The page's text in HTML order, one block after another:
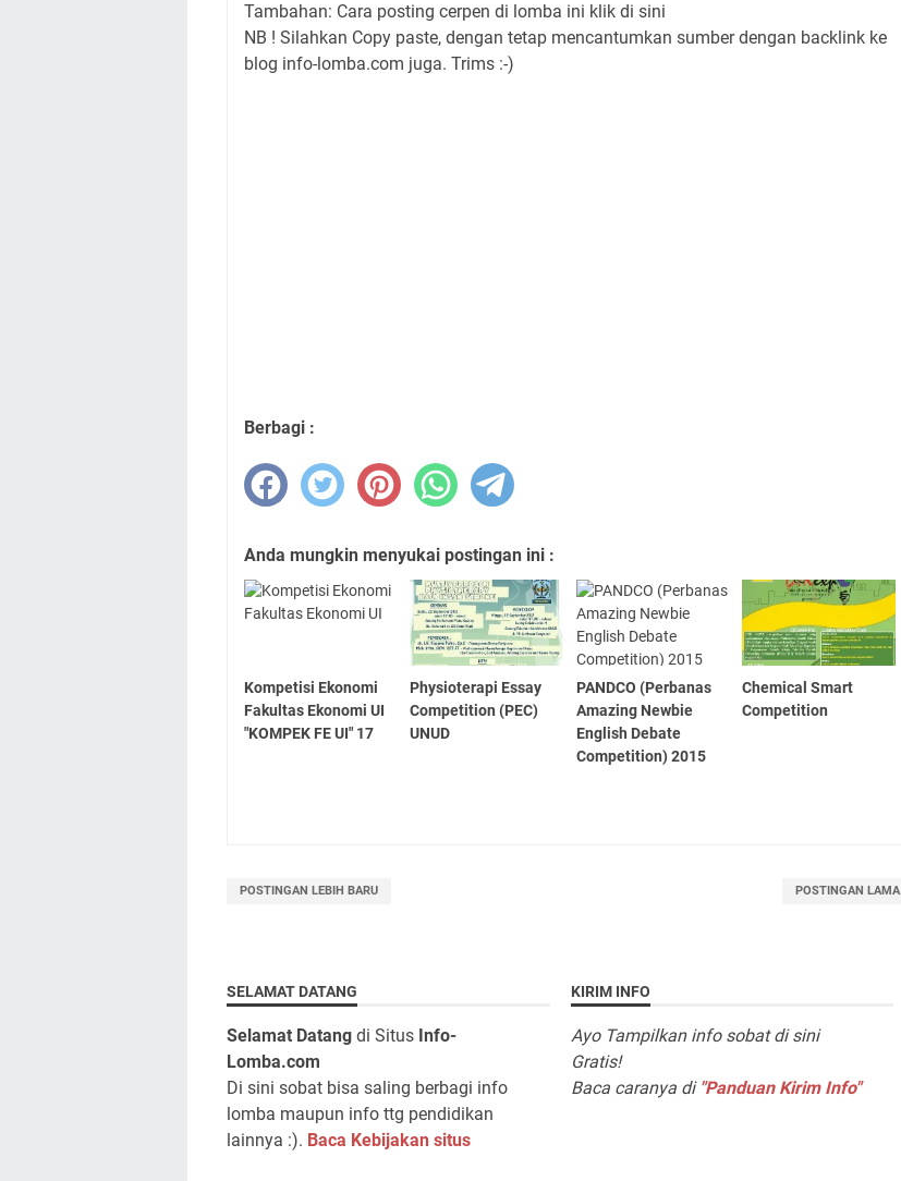
Tambahan: Cara posting cerpen di lomba ini klik di sini
NB ! Silahkan Copy paste, dengan tetap mencantumkan sumber dengan backlink ke
blog info-lomba.com juga. Trims :-)
Berbagi :
Anda mungkin menyukai postingan ini :
Kompetisi Ekonomi
Fakultas Ekonomi UI
"KOMPEK FE UI" 17
Physioterapi Essay
Competition (PEC)
UNUD
PANDCO (Perbanas
Amazing Newbie
English Debate
Competition) 2015
Chemical Smart
Competition
POSTINGAN LEBIH BARU POSTINGAN LAMA
SELAMAT DATANG
Selamat Datang di Situs Info-
Lomba.com
Di sini sobat bisa saling berbagi info
lomba maupun info ttg pendidikan
lainnya :). Baca Kebijakan situs
KIRIM INFO
Ayo Tampilkan info sobat di sini
Gratis!
Baca caranya di "Panduan Kirim Info"